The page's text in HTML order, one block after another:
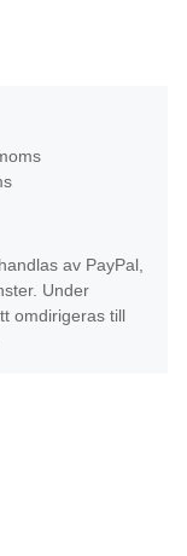
av PayPal,
Under
omdirigeras till